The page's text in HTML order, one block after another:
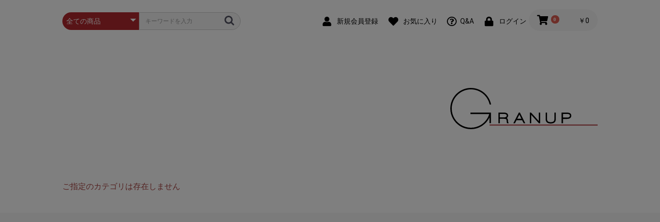
新規会員登録 お気に入り Q&A ログイン 0 ￥0
ご指定のカテゴリは存在しません